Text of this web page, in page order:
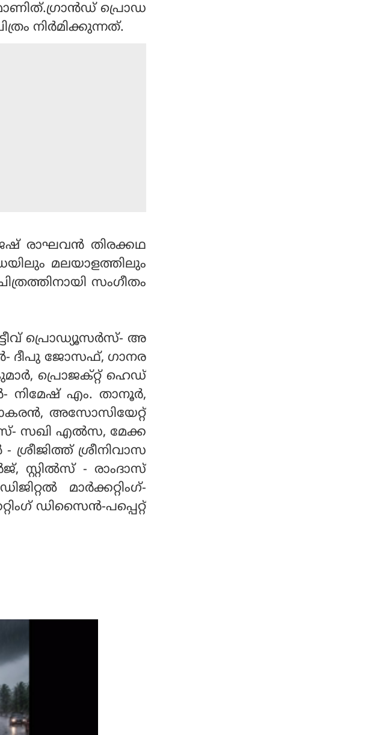
പ്രൊഡ
നിര്‍മിക്കുന്നത്.
രാഘവന്‍ തിരക്കഥ
മലയാളത്തിലും
സംഗീതം
പ്രൊഡ്യൂസര്‍സ്- അ
ദീപു ജോസഫ്, ഗാനര
പ്രൊജക്റ്റ് ഹെഡ്
നിമേഷ് എം. താനൂര്‍,
അസോസിയേറ്റ്
സഖി എല്‍സ, മേക്ക
ശ്രീനിവാസ
സ്റ്റില്‍സ് - രാംദാസ്
മാര്‍ക്കറ്റിംഗ്-
ഡിസൈന്‍-പപ്പെറ്റ്